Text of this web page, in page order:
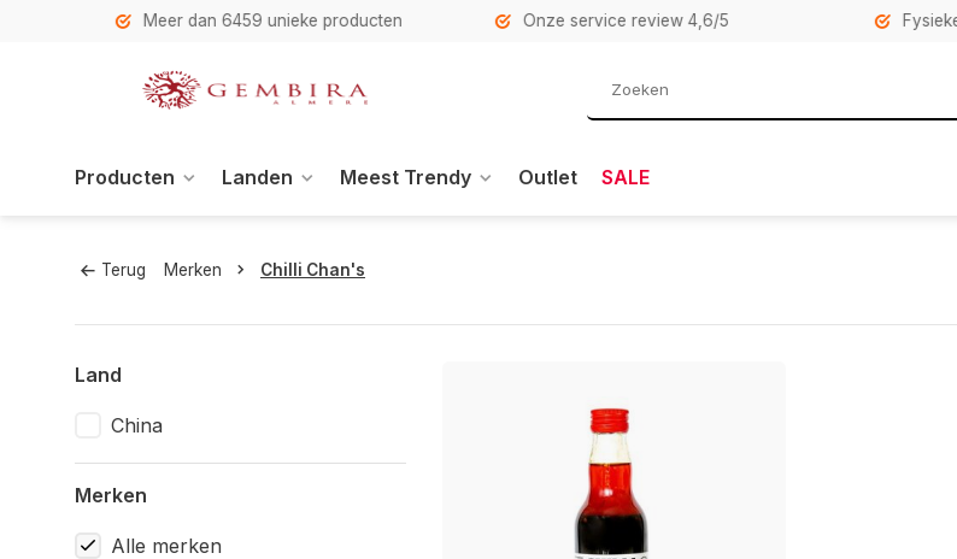
Meer dan 6459 unieke producten Onze service review 4,6/5 Fysieke
Producten Landen Meest Trendy Outlet SALE
Terug Merken Chilli Chan's
Land
China
Merken
Alle merken